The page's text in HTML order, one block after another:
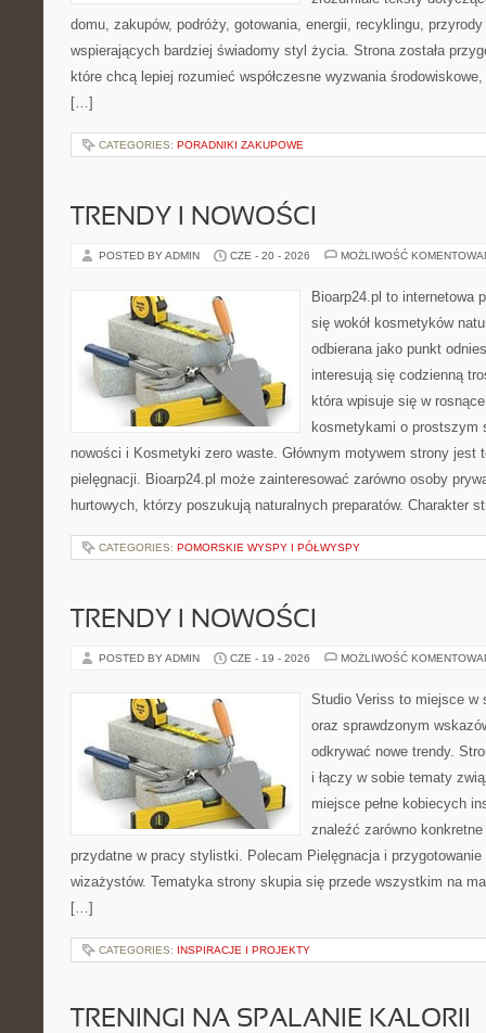
domu, zakupów, podróży, gotowania, energii, recyklingu,
wspierających bardziej świadomy styl życia. Strona została
które chcą lepiej rozumieć współczesne wyzwania
[…]
CATEGORIES: PORADNIKI ZAKUPOWE
TRENDY I NOWOŚCI
POSTED BY ADMIN CZE - 20 - 2026 MOŻLIWOŚĆ
Bioarp24.pl to internetowa
się wokół kosmetyków
odbierana jako punkt
interesują się codzienną
która wpisuje się w
kosmetykami o prostszym
nowości i Kosmetyki zero waste. Głównym motywem strony jest
pielęgnacji. Bioarp24.pl może zainteresować zarówno osoby
hurtowych, którzy poszukują naturalnych preparatów. Charakter
CATEGORIES: POMORSKIE WYSPY I PÓŁWYSPY
TRENDY I NOWOŚCI
POSTED BY ADMIN CZE - 19 - 2026 MOŻLIWOŚĆ
Studio Veriss to miejsce w
oraz sprawdzonym
odkrywać nowe trendy.
i łączy w sobie tematy
miejsce pełne kobiecych
znaleźć zarówno
przydatne w pracy stylistki. Polecam Pielęgnacja i
wizażystów. Tematyka strony skupia się przede wszystkim na
[…]
CATEGORIES: INSPIRACJE I PROJEKTY
TRENINGI NA SPALANIE KALORII